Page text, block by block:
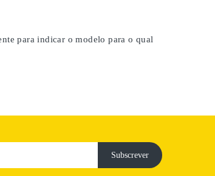
para indicar o modelo para o qual